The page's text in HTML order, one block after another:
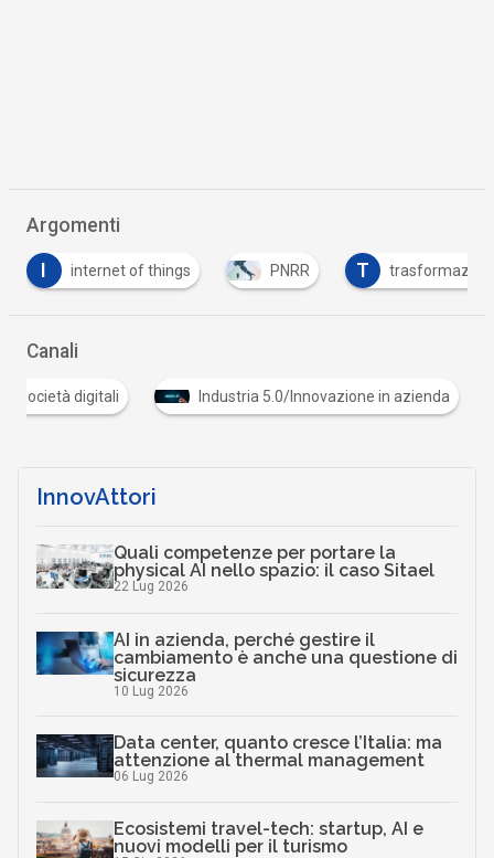
Argomenti
of things PNRR T trasformazione digitale
Canali
Cultura e società digitali Industria 5.0/
InnovAttori
Quali competenze per portare la
physical AI nello spazio: il caso Sitael
22 Lug 2026
AI in azienda, perché gestire il
cambiamento è anche una questione di
sicurezza
10 Lug 2026
Data center, quanto cresce l’Italia: ma
attenzione al thermal management
06 Lug 2026
Ecosistemi travel-tech: startup, AI e
nuovi modelli per il turismo